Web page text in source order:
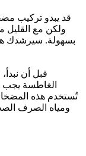
قد يبدو تركيب
ولكن مع القليل
بسهولة. سيرشدك
قبل أن
الغاطسة
تُستخدم هذه
ومياه الصرف